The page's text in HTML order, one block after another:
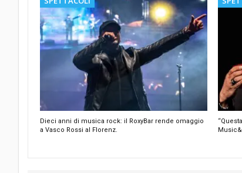
Dieci anni di musica rock: il RoxyBar rende omaggio
a Vasco Rossi al Florenz.